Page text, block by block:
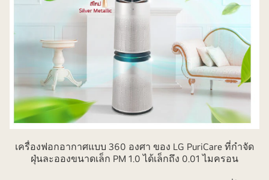
เครื่องฟอกอากาศแบบ 360 องศา ของ LG PuriCare ที่กำจัด
ฝุ่นละอองขนาดเล็ก PM 1.0 ได้เล็กถึง 0.01 ไมครอน